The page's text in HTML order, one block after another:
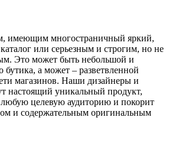
имеющим многостраничный яркий,
или серьезным и строгим, но не
Это может быть небольшой и
бутика, а может – разветвленной
магазинов. Наши дизайнеры и
настоящий уникальный продукт,
любую целевую аудиторию и покорит
и содержательным оригинальным